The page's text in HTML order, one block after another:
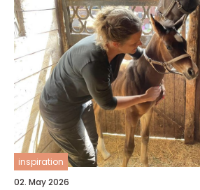
inspiration
02. May 2026